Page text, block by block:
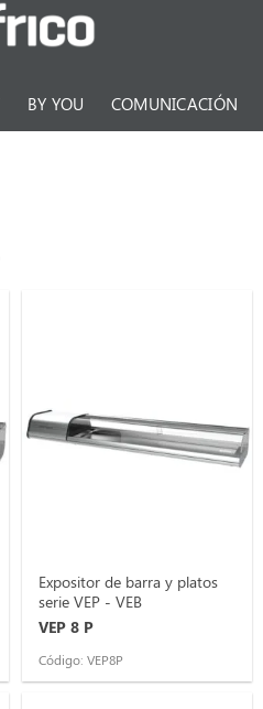
BY YOU COMUNICACIÓN
Expositor de barra y platos
serie VEP - VEB
VEP 8 P
Código: VEP8P